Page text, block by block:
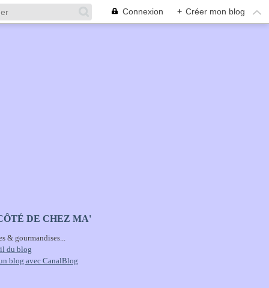
Connexion + Créer mon blog
DE CHEZ MA'
& gourmandises...
du blog
blog avec CanalBlog